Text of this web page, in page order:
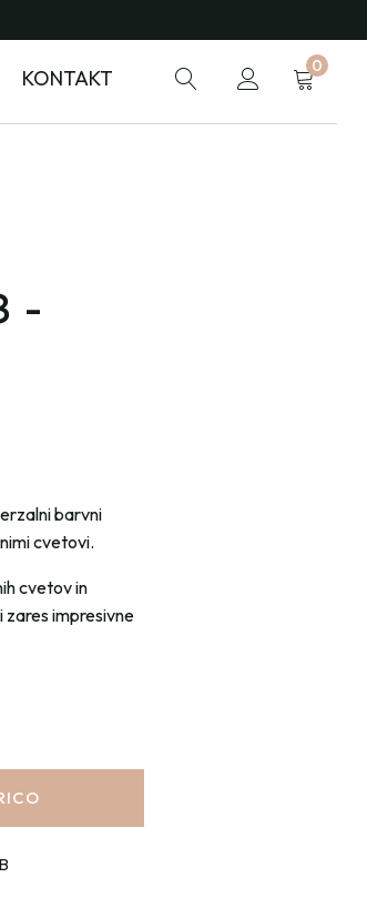
KONTAKT 0
-
barvni
cvetovi.
cvetov in
zares impresivne